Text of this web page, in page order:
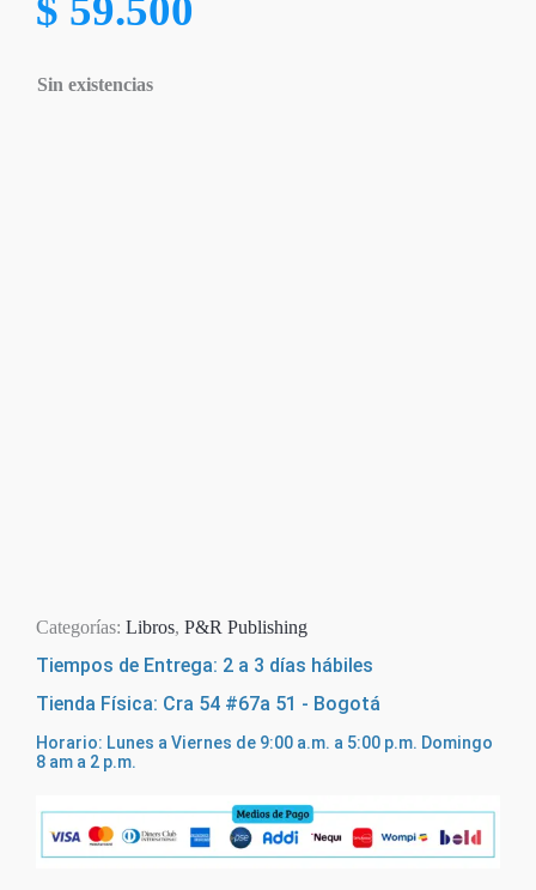
$ 59.500
Sin existencias
Categorías: Libros, P&R Publishing
Tiempos de Entrega: 2 a 3 días hábiles
Tienda Física: Cra 54 #67a 51 - Bogotá
Horario: Lunes a Viernes de 9:00 a.m. a 5:00 p.m. Domingo
8 am a 2 p.m.